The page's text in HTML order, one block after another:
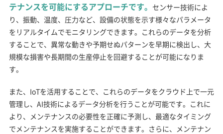
テナンスを可能にするアプローチです。 センサー技術によ
り、振動、温度、圧力など、設備の状態を示す様々なパラメータ
をリアルタイムでモニタリングできます。これらのデータを分析
することで、異常な動きや予期せぬパターンを早期に検出し、大
規模な損害や長期間の生産停止を回避することが可能になりま
す。
また、IoTを活用することで、これらのデータをクラウド上で一元
管理し、AI技術によるデータ分析を行うことが可能です。これに
より、メンテナンスの必要性を正確に予測し、最適なタイミング
でメンテナンスを実施することができます。さらに、メンテナン